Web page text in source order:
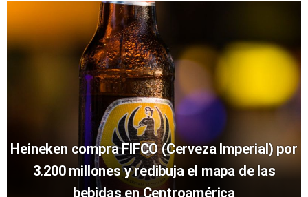
Heineken compra FIFCO (Cerveza Imperial) por
3.200 millones y redibuja el mapa de las
bebidas en Centroamérica